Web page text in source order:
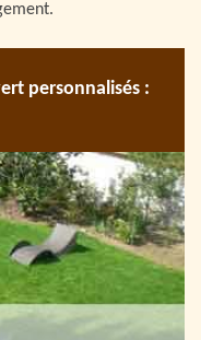
personnalisés :